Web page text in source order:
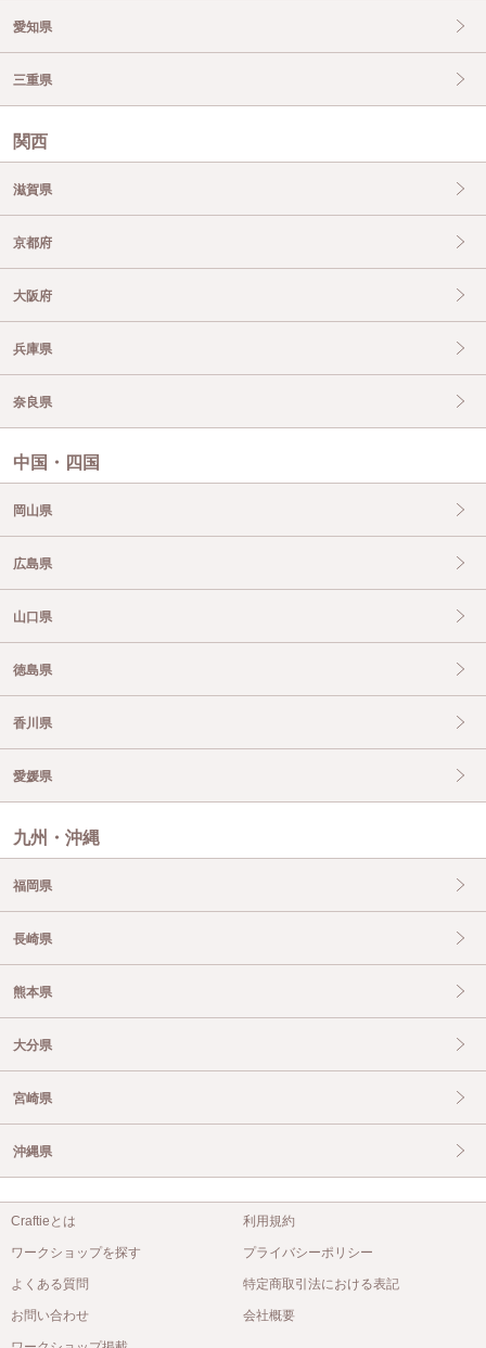
愛知県
三重県
関西
滋賀県
京都府
大阪府
兵庫県
奈良県
中国・四国
岡山県
広島県
山口県
徳島県
香川県
愛媛県
九州・沖縄
福岡県
長崎県
熊本県
大分県
宮崎県
沖縄県
Craftieとは
ワークショップを探す
よくある質問
お問い合わせ
利用規約
プライバシーポリシー
特定商取引法における表記
会社概要